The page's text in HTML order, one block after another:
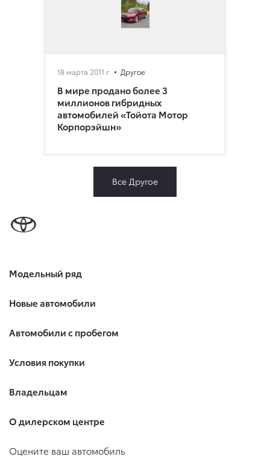
18 марта 2011 г. Другое
В мире продано более 3
миллионов гибридных
автомобилей «Тойота Мотор
Корпорэйшн»
Все Другое
Модельный ряд
Новые автомобили
Автомобили с пробегом
Условия покупки
Владельцам
О дилерском центре
Оцените ваш автомобиль